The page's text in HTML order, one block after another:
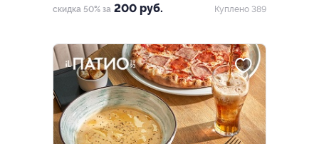
скидка 50% за 200 руб.
Куплено 389